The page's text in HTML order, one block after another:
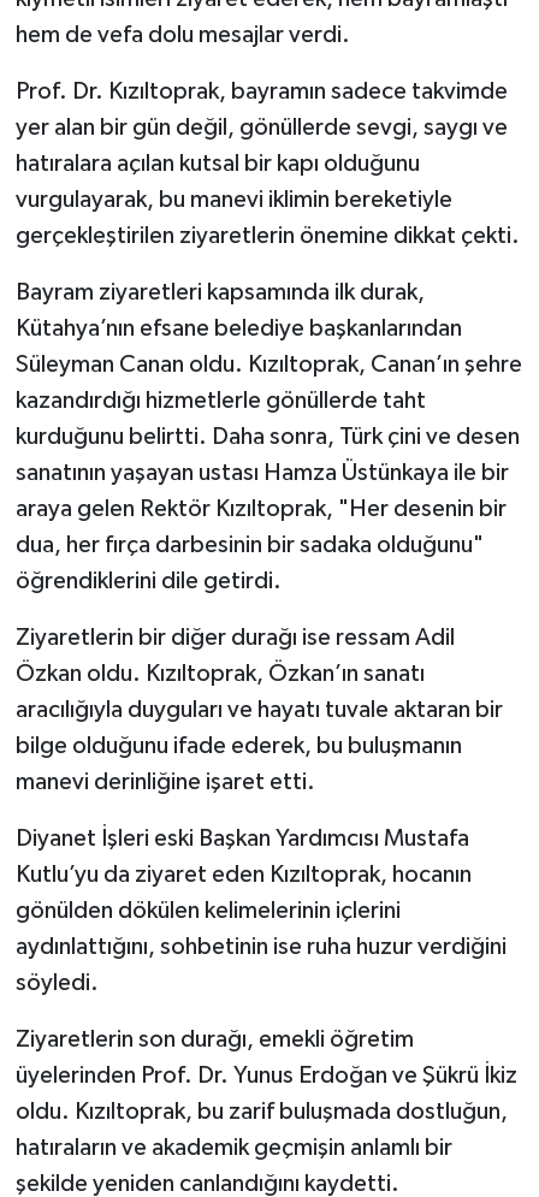
hem de vefa dolu mesajlar verdi.
Prof. Dr. Kızıltoprak, bayramın sadece takvimde
yer alan bir gün değil, gönüllerde sevgi, saygı ve
hatıralara açılan kutsal bir kapı olduğunu
vurgulayarak, bu manevi iklimin bereketiyle
gerçekleştirilen ziyaretlerin önemine dikkat çekti.
Bayram ziyaretleri kapsamında ilk durak,
Kütahya’nın efsane belediye başkanlarından
Süleyman Canan oldu. Kızıltoprak, Canan’ın şehre
kazandırdığı hizmetlerle gönüllerde taht
kurduğunu belirtti. Daha sonra, Türk çini ve desen
sanatının yaşayan ustası Hamza Üstünkaya ile bir
araya gelen Rektör Kızıltoprak, "Her desenin bir
dua, her fırça darbesinin bir sadaka olduğunu"
öğrendiklerini dile getirdi.
Ziyaretlerin bir diğer durağı ise ressam Adil
Özkan oldu. Kızıltoprak, Özkan’ın sanatı
aracılığıyla duyguları ve hayatı tuvale aktaran bir
bilge olduğunu ifade ederek, bu buluşmanın
manevi derinliğine işaret etti.
Diyanet İşleri eski Başkan Yardımcısı Mustafa
Kutlu’yu da ziyaret eden Kızıltoprak, hocanın
gönülden dökülen kelimelerinin içlerini
aydınlattığını, sohbetinin ise ruha huzur verdiğini
söyledi.
Ziyaretlerin son durağı, emekli öğretim
üyelerinden Prof. Dr. Yunus Erdoğan ve Şükrü İkiz
oldu. Kızıltoprak, bu zarif buluşmada dostluğun,
hatıraların ve akademik geçmişin anlamlı bir
şekilde yeniden canlandığını kaydetti.